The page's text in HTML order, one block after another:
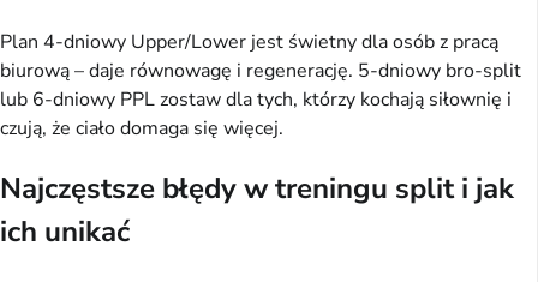
Plan 4-dniowy Upper/Lower jest świetny dla osób z pracą
biurową – daje równowagę i regenerację. 5-dniowy bro-split
lub 6-dniowy PPL zostaw dla tych, którzy kochają siłownię i
czują, że ciało domaga się więcej.
Najczęstsze błędy w treningu split i jak
ich unikać